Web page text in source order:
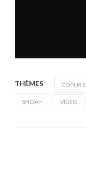
THÈMES COEUR
SHOAH VIDÉO